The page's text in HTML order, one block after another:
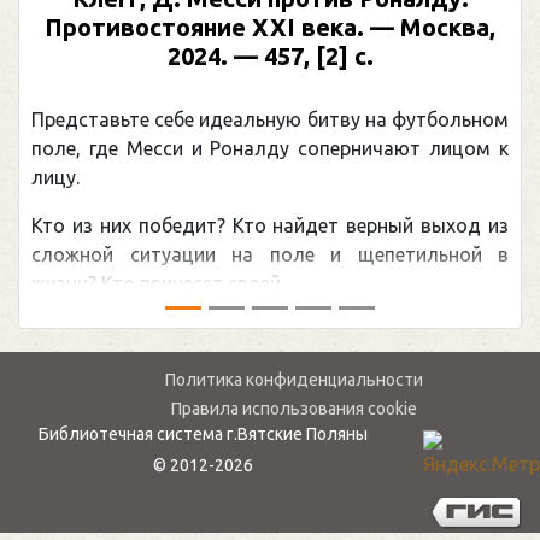
Противостояние XXI века. — Москва,
2024. — 457, [2] с.
Представьте себе идеальную битву на футбольном
поле, где Месси и Роналду соперничают лицом к
лицу.
Кто из них победит? Кто найдет верный выход из
сложной ситуации на поле и щепетильной в
жизни? Кто принесет своей ...
Политика конфиденциальности
Правила использования cookie
Библиотечная система г.Вятские Поляны
© 2012-2026